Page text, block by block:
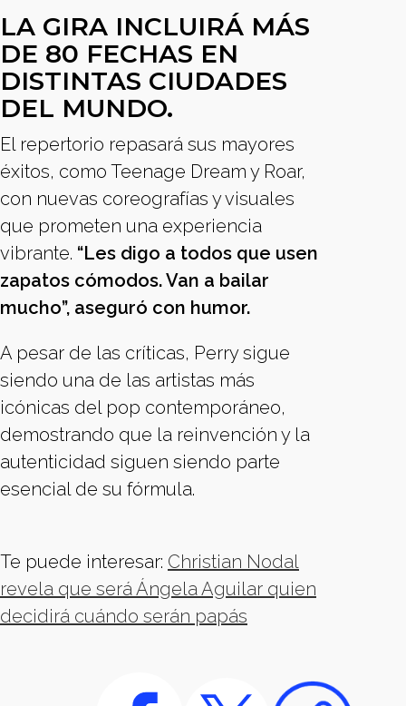
LA GIRA INCLUIRÁ MÁS
DE 80 FECHAS EN
DISTINTAS CIUDADES
DEL MUNDO.
El repertorio repasará sus mayores
éxitos, como Teenage Dream y Roar,
con nuevas coreografías y visuales
que prometen una experiencia
vibrante. “Les digo a todos que usen
zapatos cómodos. Van a bailar
mucho”, aseguró con humor.
A pesar de las críticas, Perry sigue
siendo una de las artistas más
icónicas del pop contemporáneo,
demostrando que la reinvención y la
autenticidad siguen siendo parte
esencial de su fórmula.
Te puede interesar: Christian Nodal
revela que será Ángela Aguilar quien
decidirá cuándo serán papás